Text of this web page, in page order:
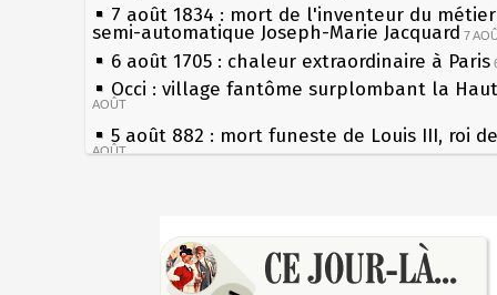
7 août 1834 : mort de l'inventeur du
semi-automatique Joseph-Marie Jacquard 7
6 août 1705 : chaleur extraordinaire à Paris
Occi : village fantôme surplombant la
AOÛT
5 août 882 : mort funeste de Louis III, roi
AOÛT
Rouelle 3 AOÛT
Musée Jean de La Fontaine : réouverture
les siècles
27 mai 1610 : supplice de François
du roi Henri IV